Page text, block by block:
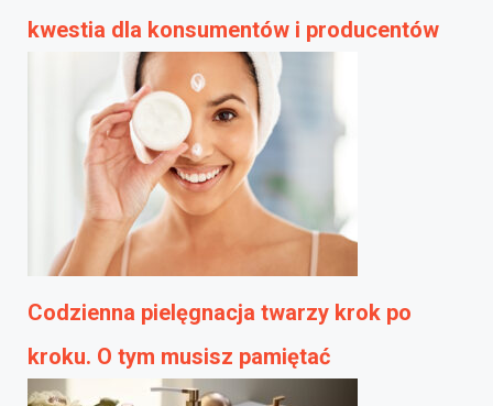
kwestia dla konsumentów i producentów
Codzienna pielęgnacja twarzy krok po
kroku. O tym musisz pamiętać